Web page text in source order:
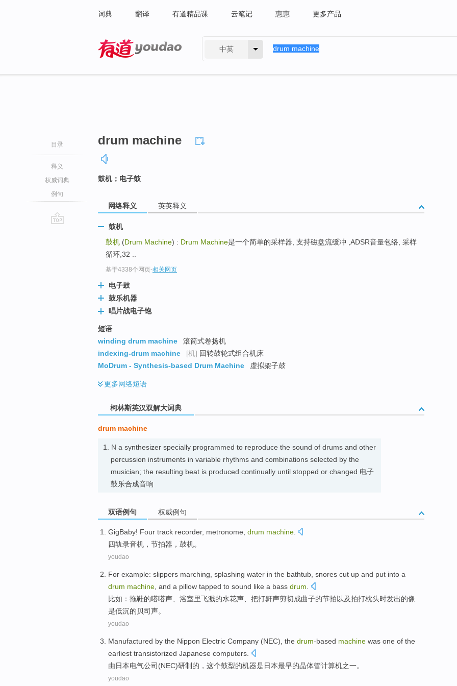
词典 翻译 有道精品课 云笔记 惠惠 更多产品
中英
目录
释义
权威词典
例句
drum machine
鼓机；电子鼓
网络释义 英英释义
鼓机
鼓机 (Drum Machine) : Drum Machine是一个简单的采样器, 支持磁盘流缓冲 ,ADSR音量包络, 采样
循环,32 ..
基于4338个网页-相关网页
电子鼓
鼓乐机器
唱片战电子饱
短语
winding drum machine
滚筒式卷扬机
indexing-drum machine
[机] 回转鼓轮式组合机床
MoDrum - Synthesis-based Drum Machine
虚拟架子鼓
更多网络短语
柯林斯英汉双解大词典
drum machine
1. N a synthesizer specially programmed to reproduce the sound of drums and other
percussion instruments in variable rhythms and combinations selected by the
musician; the resulting beat is produced continually until stopped or changed 电子
鼓乐合成音响
双语例句 权威例句
GigBaby! Four track recorder, metronome, drum machine.
四轨录音机 ， 节拍器， 鼓机。
youdao
For example: slippers marching splashing water in the bathtub, snores cut up and put into a
drum machine , and a pillow tapped to sound like a bass drum
比如 ： 拖鞋的嗒嗒声 、浴室里飞溅的水花声 把打鼾声剪切成曲子的节拍以及拍打枕头时发出的像
是低沉的贝司声。
youdao
Manufactured by the Nippon Electric Company (NEC), the drum-based machine was one of the
earliest transistorized Japanese computers
由日本电气公司 (NEC)研制的， 这个鼓型的机器是日本最早的晶体管计算机之一。
youdao